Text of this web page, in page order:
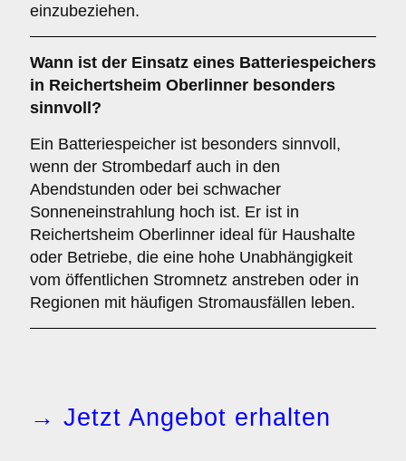
einzubeziehen.
Wann ist der Einsatz eines Batteriespeichers
in Reichertsheim Oberlinner besonders
sinnvoll?
Ein Batteriespeicher ist besonders sinnvoll,
wenn der Strombedarf auch in den
Abendstunden oder bei schwacher
Sonneneinstrahlung hoch ist. Er ist in
Reichertsheim Oberlinner ideal für Haushalte
oder Betriebe, die eine hohe Unabhängigkeit
vom öffentlichen Stromnetz anstreben oder in
Regionen mit häufigen Stromausfällen leben.
→ Jetzt Angebot erhalten